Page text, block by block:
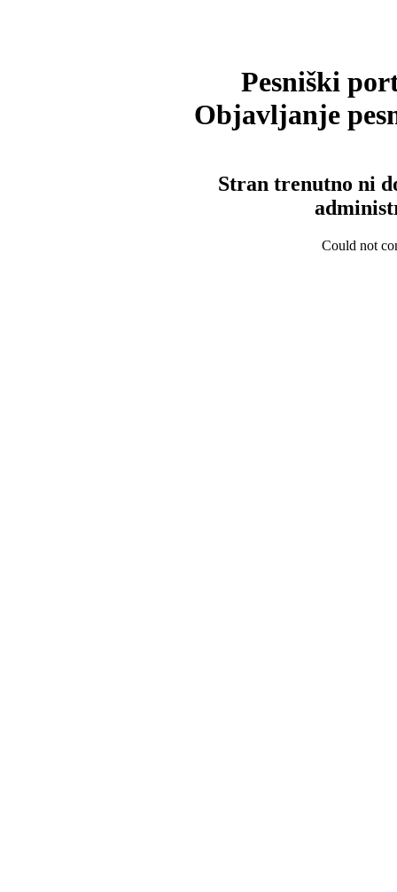
Pesniški
Objavljanje
Stran trenutno ni
Could not